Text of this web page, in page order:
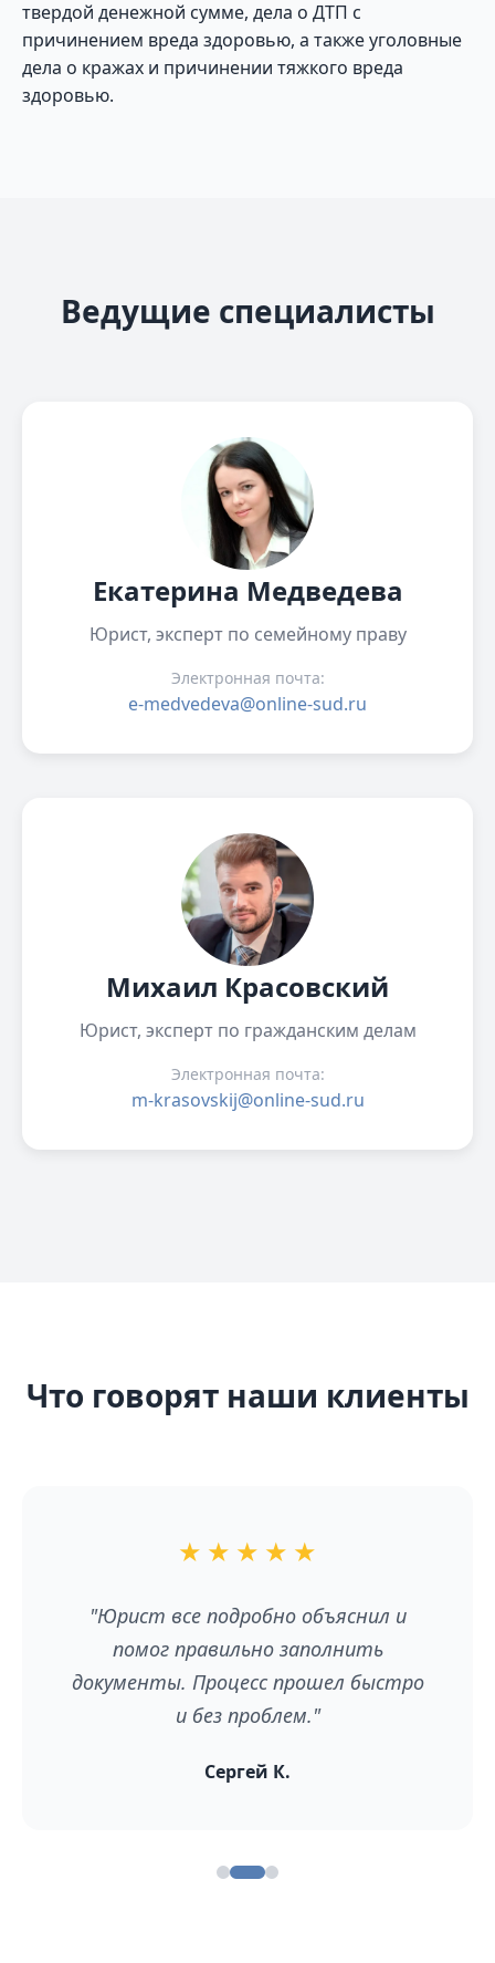
твердой денежной сумме, дела о ДТП с
причинением вреда здоровью, а также уголовные
дела о кражах и причинении тяжкого вреда
здоровью.
Ведущие специалисты
Екатерина Медведева
Юрист, эксперт по семейному праву
Электронная почта:
e-medvedeva@online-sud.ru
Михаил Красовский
Юрист, эксперт по гражданским делам
Электронная почта:
m-krasovskij@online-sud.ru
Что говорят наши клиенты
★ ★ ★ ★ ★
"Юрист все подробно объяснил и
помог правильно заполнить
документы. Процесс прошел быстро
и без проблем."
Сергей К.